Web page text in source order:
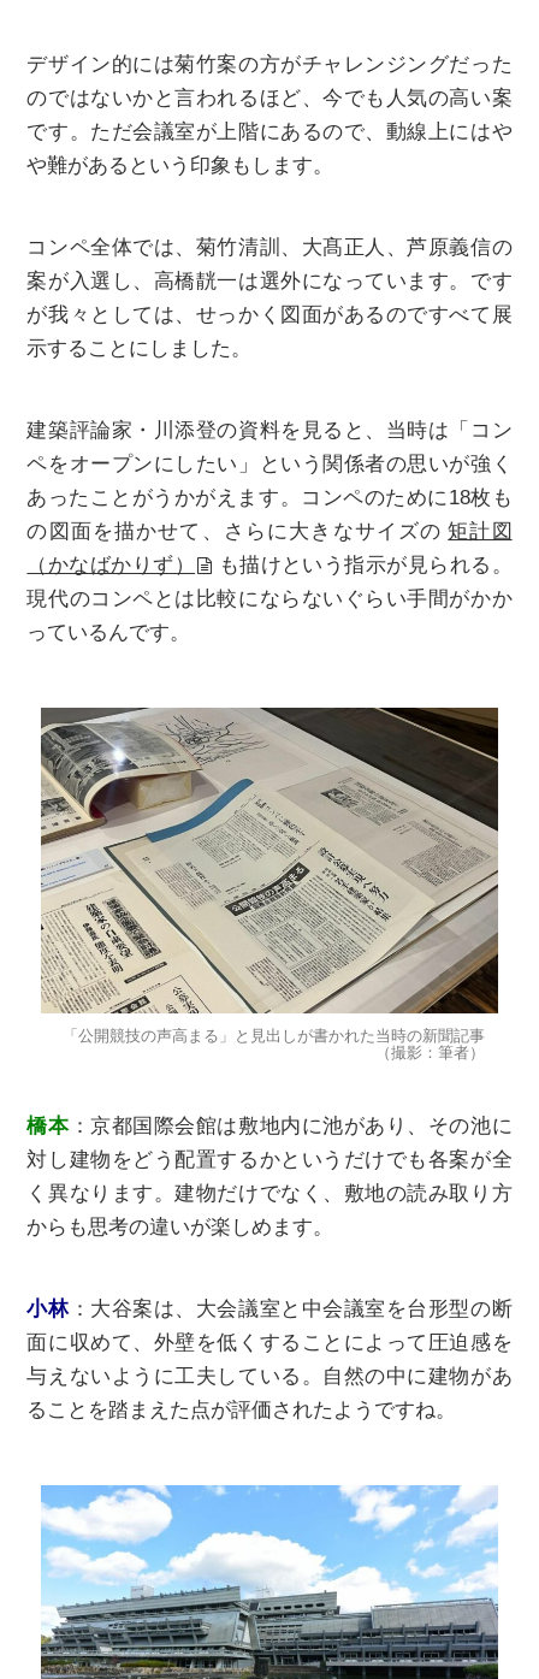
デザイン的には菊竹案の⽅がチャレンジングだった
のではないかと言われるほど、今でも人気の高い案
です。ただ会議室が上階にあるので、動線上にはや
や難があるという印象もします。
コンペ全体では、菊⽵清訓、⼤髙正⼈、芦原義信の
案が入選し、⾼橋靗⼀は選外になっています。です
が我々としては、せっかく図⾯があるのですべて展
⽰することにしました。
建築評論家・川添登の資料を見ると、当時は「コン
ペをオープンにしたい」という関係者の思いが強く
あったことがうかがえます。コンペのために18枚も
の図面を描かせて、さらに大きなサイズの 矩計図
（かなばかりず）
も描けという指⽰が見られる。
現代のコンペとは⽐較にならないぐらい手間がかか
っているんです。
「公開競技の声高まる」と見出しが書かれた当時の新聞記事
（撮影：筆者）
橋本：京都国際会館は敷地内に池があり、その池に
対し建物をどう配置するかというだけでも各案が全
く異なります。建物だけでなく、敷地の読み取り⽅
からも思考の違いが楽しめます。
⼩林：⼤谷案は、⼤会議室と中会議室を台形型の断
⾯に収めて、外壁を低くすることによって圧迫感を
与えないように工夫している。⾃然の中に建物があ
ることを踏まえた点が評価されたようですね。